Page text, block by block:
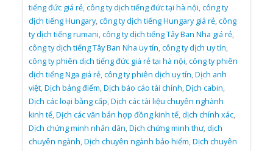
tiếng đức giá rẻ,công ty dịch tiếng đức tại hà nội,công ty
dịch tiếng Hungary,công ty dịch tiếng Hungary giá rẻ,công
ty dịch tiếng rumani,công ty dịch tiếng Tây Ban Nha giá rẻ,
công ty dịch tiếng Tây Ban Nha uy tín,công ty dịch uy tín,
công ty phiên dịch tiếng đức giá rẻ tại hà nội,công ty phiên
dịch tiếng Nga giá rẻ,công ty phiên dịch uy tín,Dịch anh
việt,Dịch bảng điểm,Dịch báo cáo tài chính,Dịch cabin,
Dịch các loại bằng cấp,Dịch các tài liệu chuyên nghành
kinh tế,Dịch các văn bản hợp đồng kinh tế,dịch chính xác,
Dịch chứng minh nhân dân,Dịch chứng minh thư,dịch
chuyên ngành,Dịch chuyên ngành bảo hiểm,Dịch chuyên